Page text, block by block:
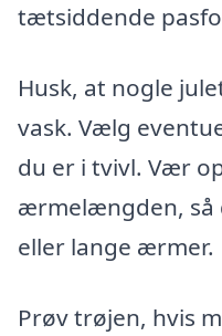
tætsiddende
Husk, at nogle
vask. Vælg
du er i tvivl. Vær
ærmelængden, så
eller lange ærmer.
Prøv trøjen, hvis